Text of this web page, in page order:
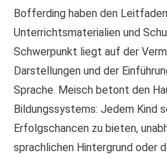
Bofferding haben den
Unterrichtsmaterialien und
Schwerpunkt liegt auf der
Darstellungen und der
Sprache. Meisch betont den
Bildungssystems: Jedem Kind
Erfolgschancen zu bieten,
sprachlichen Hintergrund oder